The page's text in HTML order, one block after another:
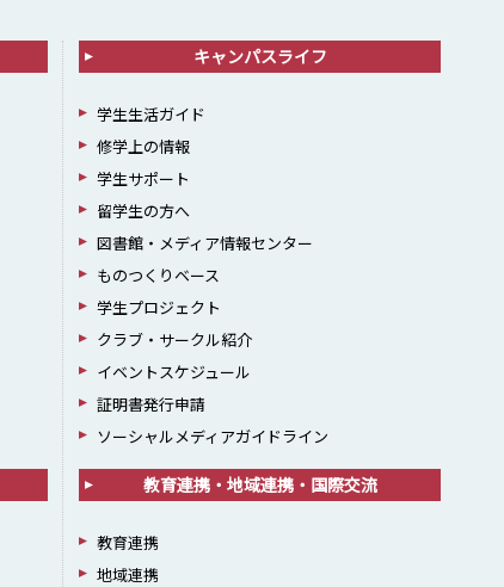
キャンパスライフ
学生生活ガイド
修学上の情報
学生サポート
留学生の方へ
図書館・メディア情報センター
ものつくりベース
学生プロジェクト
クラブ・サークル紹介
イベントスケジュール
証明書発行申請
ソーシャルメディアガイドライン
教育連携・地域連携・国際交流
教育連携
地域連携